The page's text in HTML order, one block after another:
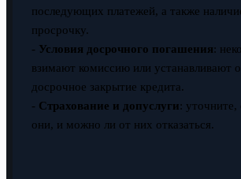
последующих платежей, а также
просрочку.
- Условия досрочного погашения:
взимают комиссию или устанавливают
досрочное закрытие кредита.
- Страхование и допуслуги: уточните,
они, и можно ли от них отказаться.